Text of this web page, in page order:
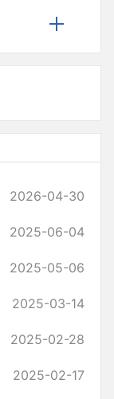
2026-04-30
2025-06-04
2025-05-06
2025-03-14
2025-02-28
2025-02-17